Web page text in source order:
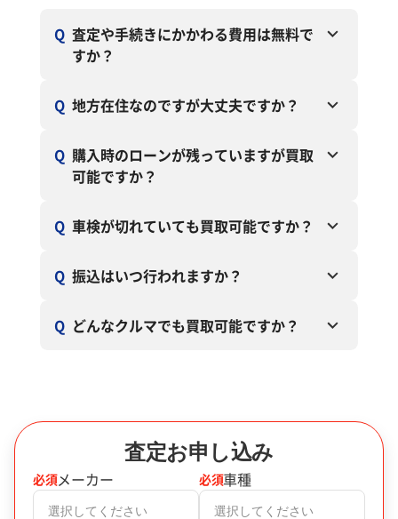
Q 査定や手続きにかかわる費用は無料で
すか？
Q 地方在住なのですが大丈夫ですか？
Q 購入時のローンが残っていますが買取
可能ですか？
Q 車検が切れていても買取可能ですか？
Q 振込はいつ行われますか？
Q どんなクルマでも買取可能ですか？
査定お申し込み
必須メーカー
選択してください
必須車種
選択してください